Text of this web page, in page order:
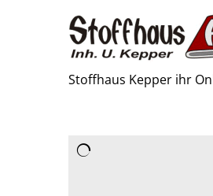
Stoffhaus Kepper ihr